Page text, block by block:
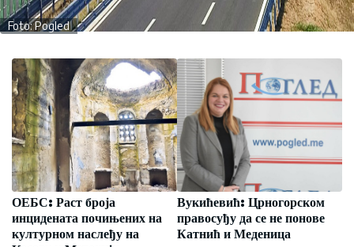
Foto: Pogled
ОЕБС: Раст броја
инцидената почињених на
културном наслеђу на
Вукићевић: Црногорском
правосуђу да се не понове
Катнић и Меденица